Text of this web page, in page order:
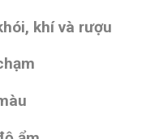
khí và rượu